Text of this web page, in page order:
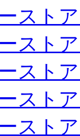
スト
スト
スト
スト
スト